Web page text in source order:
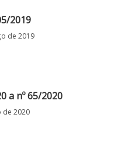
2019
de 2019
a nº 65/2020
de 2020